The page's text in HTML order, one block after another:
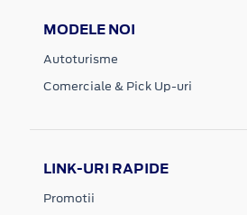
MODELE NOI
Autoturisme
Comerciale & Pick Up-uri
LINK-URI RAPIDE
Promotii